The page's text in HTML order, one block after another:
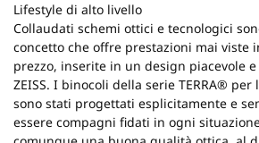
Lifestyle di alto livello
Collaudati schemi ottici e tecnologici
concetto che offre prestazioni mai viste
prezzo, inserite in un design piacevole
ZEISS. I binocoli della serie TERRA®
sono stati progettati esplicitamente e
essere compagni fidati in ogni